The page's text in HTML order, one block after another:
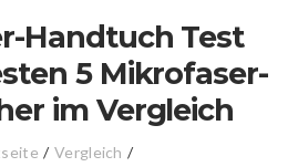
Handtuch Test
5 Mikrofaser-
im Vergleich
/ Vergleich /